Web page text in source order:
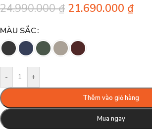
24.990.000₫ 21.690.000 ₫
MÀU SẮC
- +
Thêm vào giỏ hàng
Mua ngay